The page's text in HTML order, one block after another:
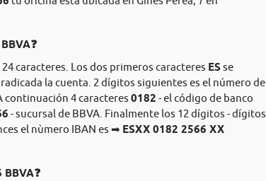
caracteres. Los dos primeros caracteres ES se
la cuenta. 2 dígitos siguientes es el número de
continuación 4 caracteres 0182 - el código de banco
- sucursal de BBVA. Finalmente los 12 dígitos - dígitos
el nùmero IBAN es ➡ ESXX 0182 2566 XX